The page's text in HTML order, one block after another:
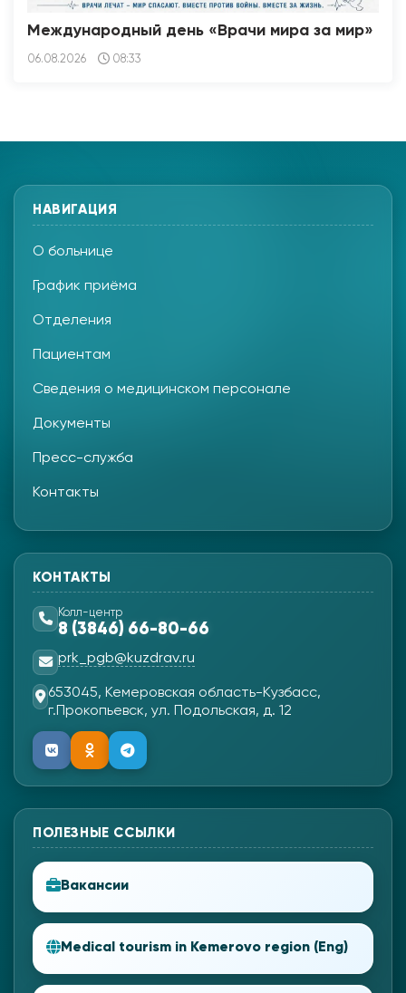
Международный день «Врачи мира за мир»
06.08.2026 08:33
НАВИГАЦИЯ
О больнице
График приёма
Отделения
Пациентам
Сведения о медицинском персонале
Документы
Пресс-служба
Контакты
КОНТАКТЫ
Колл-центр
8 (3846) 66-80-66
prk_pgb@kuzdrav.ru
653045, Кемеровская область-Кузбасс,
г.Прокопьевск, ул. Подольская, д. 12
ПОЛЕЗНЫЕ ССЫЛКИ
Вакансии
Medical tourism in Kemerovo region (Eng)